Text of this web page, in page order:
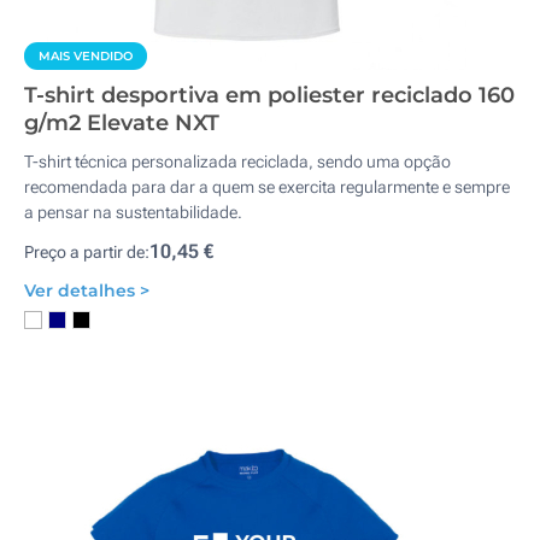
MAIS VENDIDO
T-shirt desportiva em poliester reciclado 160
g/m2 Elevate NXT
T-shirt técnica personalizada reciclada, sendo uma opção
recomendada para dar a quem se exercita regularmente e sempre
a pensar na sustentabilidade.
Preço a partir de:10,45 €
Ver detalhes >